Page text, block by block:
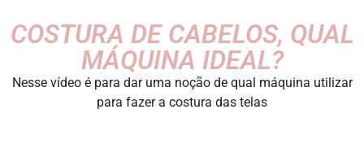
COSTURA DE CABELOS, QUAL
MÁQUINA IDEAL?
Nesse vídeo é para dar uma noção de qual máquina utilizar
para fazer a costura das telas